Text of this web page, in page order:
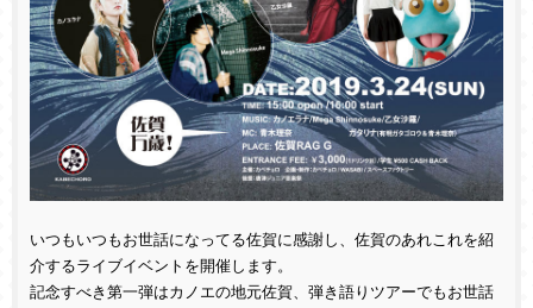
いつもいつもお世話になってる佐賀に感謝し、佐賀のあれこれを紹
介するライブイベントを開催します。
記念すべき第一弾はカノエの地元佐賀、弾き語りツアーでもお世話